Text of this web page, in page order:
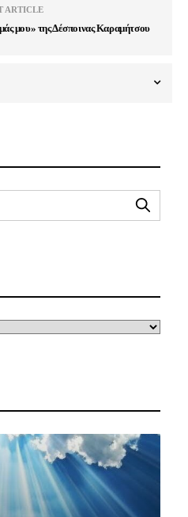
ARTICLE
μου» της Δέσποινας Καραμήτσου